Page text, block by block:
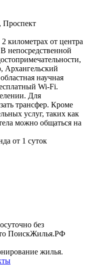
Проспект
километрах от центра
непосредственной
Архангельский
научная
Wi-Fi.
Для
трансфер. Кроме
услуг, таких как
можно общаться на
от 1 суток
без
ПоискЖилья.РФ
жилья.